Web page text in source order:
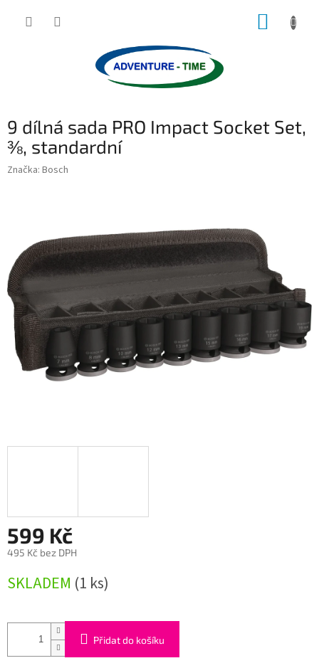
9 dílná sada PRO Impact Socket Set,
⅜, standardní
Značka: Bosch
599 Kč
495 Kč bez DPH
cena:
SKLADEM (1 ks)
Přidat do košíku